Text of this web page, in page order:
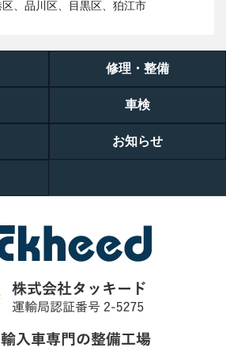
、品川区、目黒区、狛江市
修理・整備
車検
お知らせ